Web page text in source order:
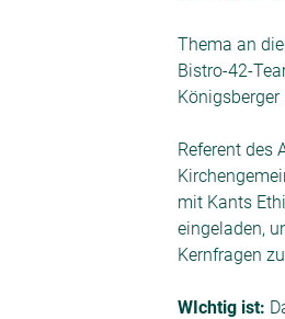
Thema an
Bistro-42-
Referent des
mit Kants
eingeladen,
Kernfragen
WIchtig ist: